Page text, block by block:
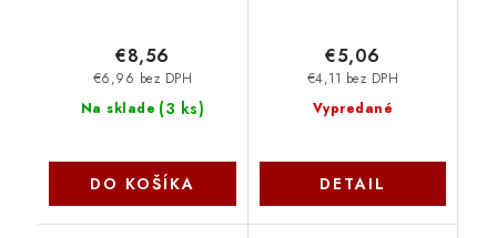
Na sklade (3 ks)
€6,96 bez DPH
€8,56
DO KOŠÍKA
Vypredané
€4,11 bez DPH
€5,06
DETAIL